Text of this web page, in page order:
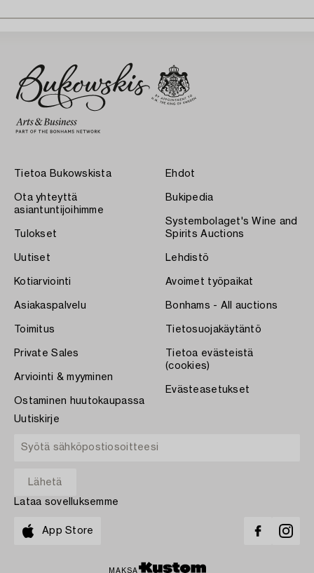
Tietoa Bukowskista
Ota yhteyttä
asiantuntijoihimme
Tulokset
Uutiset
Kotiarviointi
Asiakaspalvelu
Toimitus
Private Sales
Arviointi & myyminen
Ostaminen huutokaupassa
Ehdot
Bukipedia
Systembolaget's Wine and
Spirits Auctions
Lehdistö
Avoimet työpaikat
Bonhams - All auctions
Tietosuojakäytäntö
Tietoa evästeistä
(cookies)
Evästeasetukset
Uutiskirje
Lataa sovelluksemme
App Store
MAKSA